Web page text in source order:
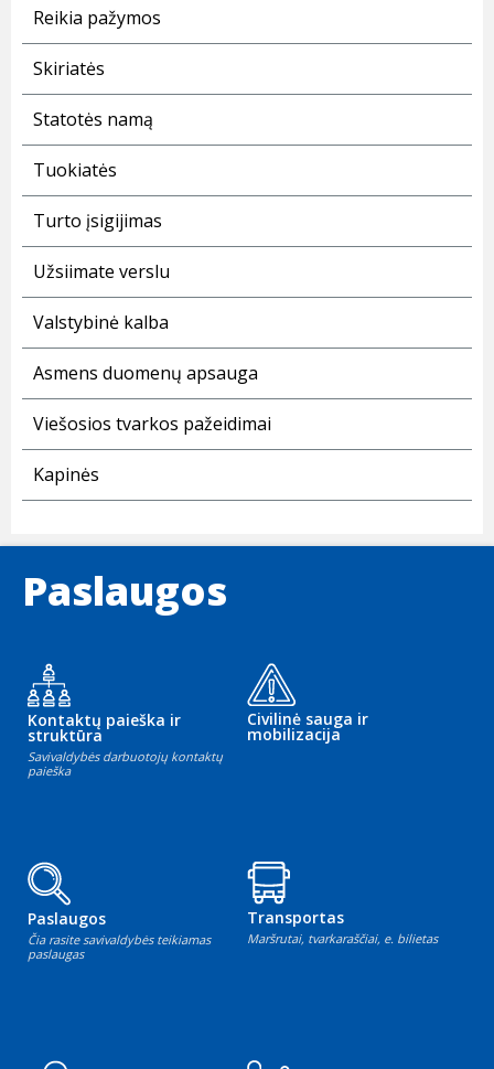
Reikia pažymos
Skiriatės
Statotės namą
Tuokiatės
Turto įsigijimas
Užsiimate verslu
Valstybinė kalba
Asmens duomenų apsauga
Viešosios tvarkos pažeidimai
Kapinės
Paslaugos
Kontaktų paieška ir
struktūra
Savivaldybės darbuotojų kontaktų
paieška
Civilinė sauga ir
mobilizacija
Paslaugos
Čia rasite savivaldybės teikiamas
paslaugas
Transportas
Maršrutai, tvarkaraščiai, e. bilietas